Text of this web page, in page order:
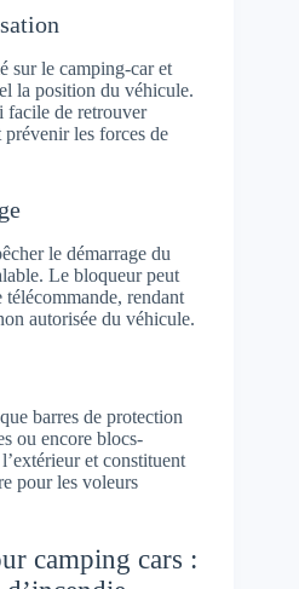
sur le camping-car et
la position du véhicule.
facile de retrouver
les forces de
le démarrage du
Le bloqueur peut
rendant
autorisée du véhicule.
barres de protection
ou encore blocs-
et constituent
pour les voleurs
camping cars :